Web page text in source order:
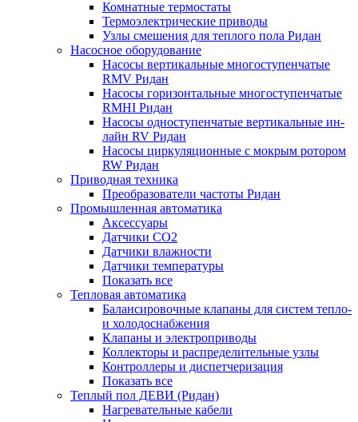
Комнатные термостаты
Термоэлектрические приводы
Узлы смешения для теплого пола Ридан
Насосное оборудование
Насосы вертикальные многоступенчатые
RMV Ридан
Насосы горизонтальные многоступенчатые
RMHI Ридан
Насосы одноступенчатые вертикальные ин-
лайн RV Ридан
Насосы циркуляционные с мокрым ротором
RW Ридан
Приводная техника
Преобразователи частоты Ридан
Промышленная автоматика
Аксессуары
Датчики CO2
Датчики влажности
Датчики температуры
Показать все
Тепловая автоматика
Балансировочные клапаны для систем тепло-
и холодоснабжения
Клапаны и электроприводы
Коллекторы и распределительные узлы
Контроллеры и диспетчеризация
Показать все
Теплый пол ДЕВИ (Ридан)
Нагревательные кабели